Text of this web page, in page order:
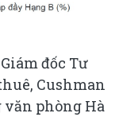
đốc Tư
Cushman
phòng Hà